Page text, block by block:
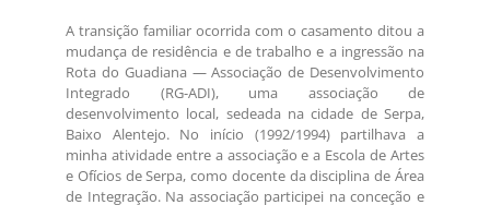
A transição familiar ocorrida com o casamento ditou a
mudança de residência e de trabalho e a ingressão na
Rota do Guadiana — Associação de Desenvolvimento
Integrado (RG-ADI), uma associação de
desenvolvimento local, sedeada na cidade de Serpa,
Baixo Alentejo. No início (1992/1994) partilhava a
minha atividade entre a associação e a Escola de Artes
e Ofícios de Serpa, como docente da disciplina de Área
de Integração. Na associação participei na conceção e